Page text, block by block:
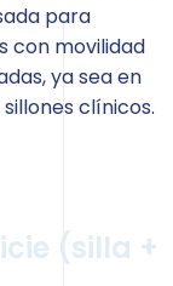
para
con movilidad
ya sea en
clínicos.​
(silla +